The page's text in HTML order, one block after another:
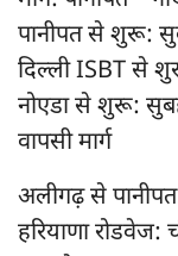
पानीपत से शुरू:
दिल्ली ISBT से
नोएडा से शुरू:
वापसी मार्ग
अलीगढ़ से
हरियाणा रोडवेज: